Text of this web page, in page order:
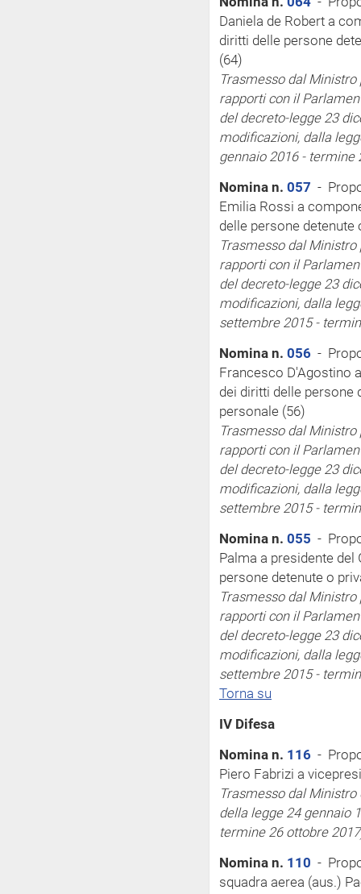
Daniela de Robert a
diritti delle persone
(64)
Trasmesso dal
rapporti con il
del decreto-legge 23
modificazioni, dalla
gennaio 2016 - termine
Nomina n. 057 -
Emilia Rossi a
delle persone detenute
Trasmesso dal
rapporti con il
del decreto-legge 23
modificazioni, dalla
settembre 2015 -
Nomina n. 056 -
Francesco D'Agostino
dei diritti delle persone
personale (56)
Trasmesso dal
rapporti con il
del decreto-legge 23
modificazioni, dalla
settembre 2015 -
Nomina n. 055 -
Palma a presidente del
persone detenute o
Trasmesso dal
rapporti con il
del decreto-legge 23
modificazioni, dalla
settembre 2015 -
Torna su
IV Difesa
Nomina n. 116 -
Piero Fabrizi a
Trasmesso dal Ministro
della legge 24 gennaio
termine 26 ottobre
Nomina n. 110 -
squadra aerea (aus.)